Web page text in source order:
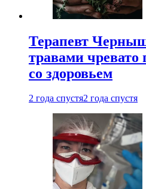
Терапевт
травами чревато
со здоровьем
2 года спустя2 года спустя